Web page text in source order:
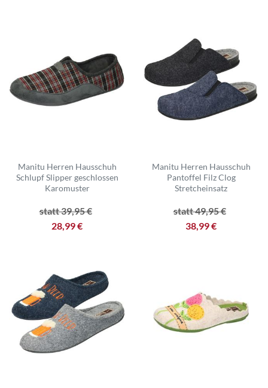
Manitu Herren Hausschuh
Schlupf Slipper geschlossen
Karomuster
statt 39,95 €
28,99 €
Manitu Herren Hausschuh
Pantoffel Filz Clog
Stretcheinsatz
statt 49,95 €
38,99 €